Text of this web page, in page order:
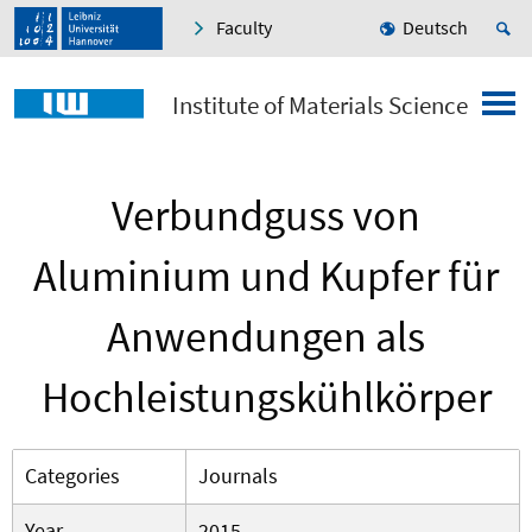
Faculty Deutsch
Institute of Materials Science
Verbundguss von
Aluminium und Kupfer für
Anwendungen als
Hochleistungskühlkörper
Categories
Journals